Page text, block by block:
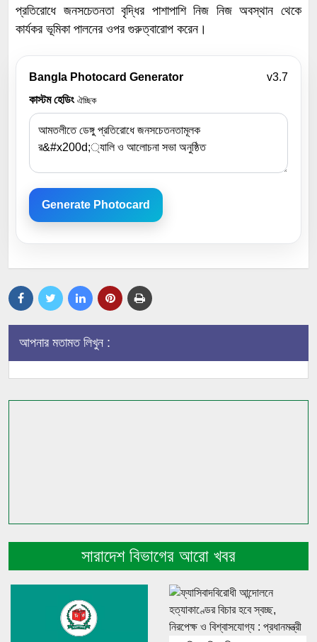
প্রতিরোধে জনসচেতনতা বৃদ্ধির পাশাপাশি নিজ নিজ অবস্থান থেকে
কার্যকর ভূমিকা পালনের ওপর গুরুত্বারোপ করেন।
Bangla Photocard Generator
v3.7
কাস্টম হেডিং ঐচ্ছিক
Generate Photocard
আপনার মতামত লিখুন :
সারাদেশ বিভাগের আরো খবর